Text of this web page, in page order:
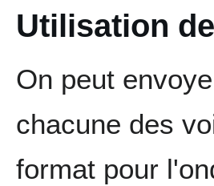
Utilisation
On peut
chacune des
format pour